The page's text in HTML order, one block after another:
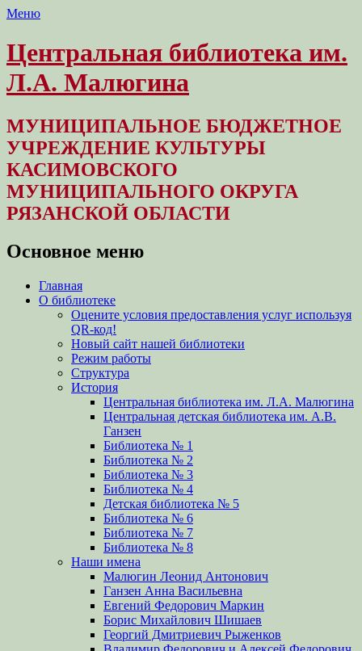
Меню
Центральная библиотека им.
Л.А. Малюгина
МУНИЦИПАЛЬНОЕ БЮДЖЕТНОЕ
УЧРЕЖДЕНИЕ КУЛЬТУРЫ
КАСИМОВСКОГО
МУНИЦИПАЛЬНОГО ОКРУГА
РЯЗАНСКОЙ ОБЛАСТИ
Основное меню
Перейти
содержимому
Главная
О библиотеке
Оцените условия предоставления услуг используя
QR-код!
Новый сайт нашей библиотеки
Режим работы
Структура
История
Центральная библиотека им. Л.А. Малюгина
Центральная детская библиотека им. А.В.
Ганзен
Библиотека № 1
Библиотека № 2
Библиотека № 3
Библиотека № 4
Детская библиотека № 5
Библиотека № 6
Библиотека № 7
Библиотека № 8
Наши имена
Малюгин Леонид Антонович
Ганзен Анна Васильевна
Евгений Федорович Маркин
Борис Михайлович Шишаев
Георгий Дмитриевич Рыженков